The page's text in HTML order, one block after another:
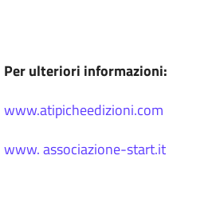
Per ulteriori informazioni:
www.atipicheedizioni.com
www. associazione-start.it